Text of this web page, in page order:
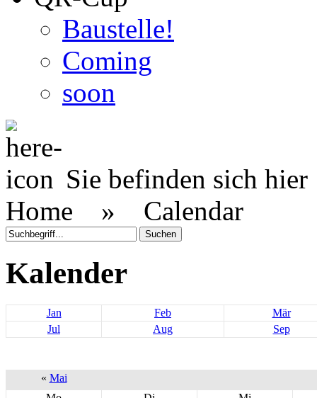
Baustelle!
Coming
soon
Sie befinden sich hier
Home » Calendar
Kalender
Jan Feb
Mär
Jul
Aug Sep
« Mai